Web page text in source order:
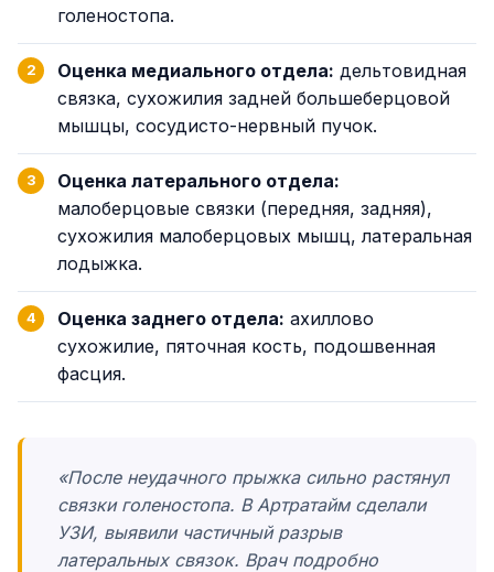
голеностопа.
Оценка медиального отдела: дельтовидная
связка, сухожилия задней большеберцовой
мышцы, сосудисто-нервный пучок.
Оценка латерального отдела:
малоберцовые связки (передняя, задняя),
сухожилия малоберцовых мышц, латеральная
лодыжка.
Оценка заднего отдела: ахиллово
сухожилие, пяточная кость, подошвенная
фасция.
«После неудачного прыжка сильно растянул
связки голеностопа. В Артратайм сделали
УЗИ, выявили частичный разрыв
латеральных связок. Врач подробно